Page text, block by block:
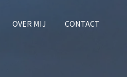
OVER MIJ CONTACT